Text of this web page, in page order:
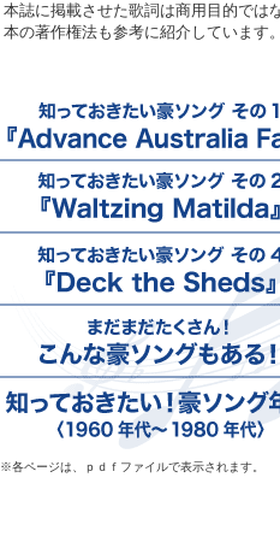
本誌に掲載させた歌詞は商用目的では
本の著作権法も参考に紹介しています
※各ページは、ｐｄｆファイルで表示されます。